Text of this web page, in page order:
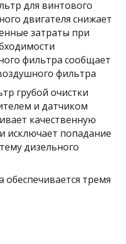
для винтового
двигателя снижает
затраты при
фильтра сообщает
фильтра
грубой очистки
и датчиком
качественную
исключает попадание
дизельного
обеспечивается тремя